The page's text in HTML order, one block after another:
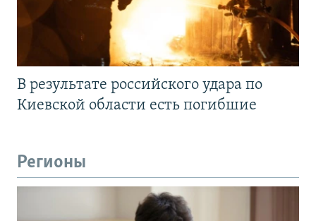
В результате российского удара по
Киевской области есть погибшие
Регионы